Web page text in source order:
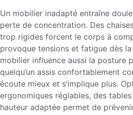
Un mobilier inadapté entraîne
perte de concentration. Des
trop rigides forcent le corps à
provoque tensions et fatigue dès
mobilier influence aussi la posture
quelqu’un assis confortablement
écoute mieux et s’implique plus.
ergonomiques réglables, des
hauteur adaptée permet de